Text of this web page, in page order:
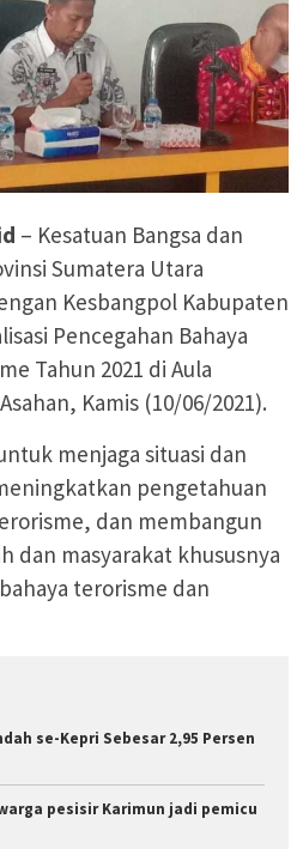
– Kesatuan Bangsa dan
Sumatera Utara
Kesbangpol Kabupaten
Pencegahan Bahaya
Tahun 2021 di Aula
Kamis (10/06/2021).
menjaga situasi dan
pengetahuan
dan membangun
dan masyarakat khususnya
terorisme dan
se-Kepri Sebesar 2,95 Persen
pesisir Karimun jadi pemicu